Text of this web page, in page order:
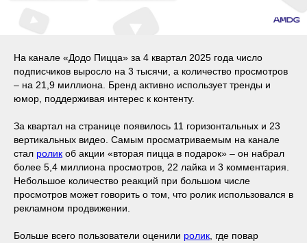
На канале «Додо Пицца» за 4 квартал 2025 года число
подписчиков выросло на 3 тысячи, а количество просмотров
– на 21,9 миллиона. Бренд активно использует тренды и
юмор, поддерживая интерес к контенту.
За квартал на странице появилось 11 горизонтальных и 23
вертикальных видео. Самым просматриваемым на канале
стал ролик об акции «вторая пицца в подарок» – он набрал
более 5,4 миллиона просмотров, 22 лайка и 3 комментария.
Небольшое количество реакций при большом числе
просмотров может говорить о том, что ролик использовался в
рекламном продвижении.
Больше всего пользователи оценили ролик, где повар